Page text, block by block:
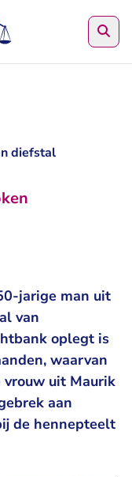
diefstal
jarige man uit
van
oplegt is
waarvan
uit Maurik
aan
de hennepteelt